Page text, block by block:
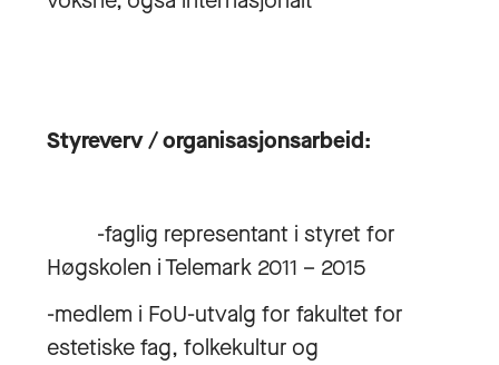
Styreverv / organisasjonsarbeid:
-faglig representant i styret for
Høgskolen i Telemark 2011 – 2015
-medlem i FoU-utvalg for fakultet for
estetiske fag, folkekultur og